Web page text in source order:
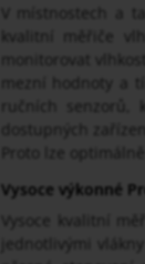
V místnostech a
kvalitní měřiče
monitorovat
mezní hodnoty a
ručních
dostupných
Proto lze
Vysoce výkonné
Vysoce kvalitní
jednotlivými